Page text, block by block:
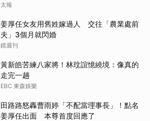
太報
姜厚任女友用舊姓嫁過人 交往「農業處前
夫」3個月就閃婚
鏡週刊
黃新皓苦練八家將！林玟誼憶繞境：像真的
走完一趟
EBC 東森娛樂
田路路怒轟曹雨婷「不配當理事長」！點名
姜厚任出面 本尊首度回應了